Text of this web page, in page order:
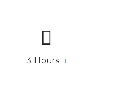
3 Hours